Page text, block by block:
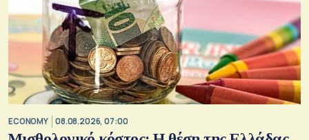
ECONOMY 08.08.2026, 07:00